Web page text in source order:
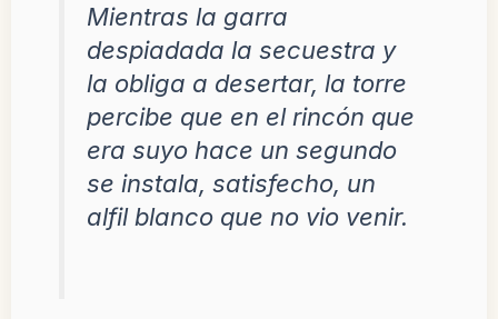
Mientras la garra
despiadada la secuestra y
la obliga a desertar, la torre
percibe que en el rincón que
era suyo hace un segundo
se instala, satisfecho, un
alfil blanco que no vio venir.